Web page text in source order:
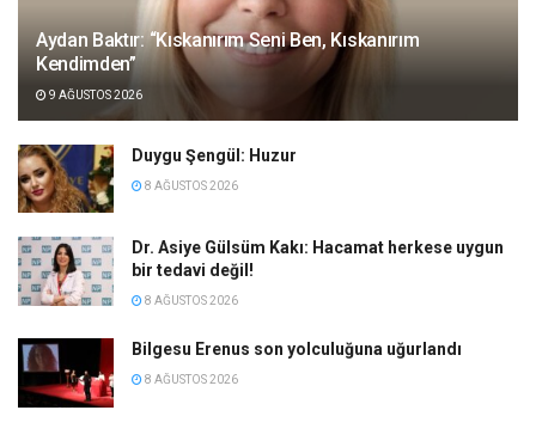
Aydan Baktır: “Kıskanırım Seni Ben, Kıskanırım
Kendimden”
9 AĞUSTOS 2026
Duygu Şengül: Huzur
8 AĞUSTOS 2026
Dr. Asiye Gülsüm Kakı: Hacamat herkese uygun
bir tedavi değil!
8 AĞUSTOS 2026
Bilgesu Erenus son yolculuğuna uğurlandı
8 AĞUSTOS 2026